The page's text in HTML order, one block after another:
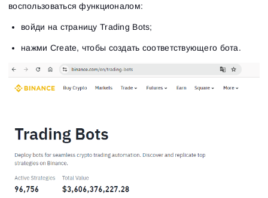
воспользоваться функционалом:
войди на страницу Trading Bots;
нажми Create, чтобы создать соответствующего бота.